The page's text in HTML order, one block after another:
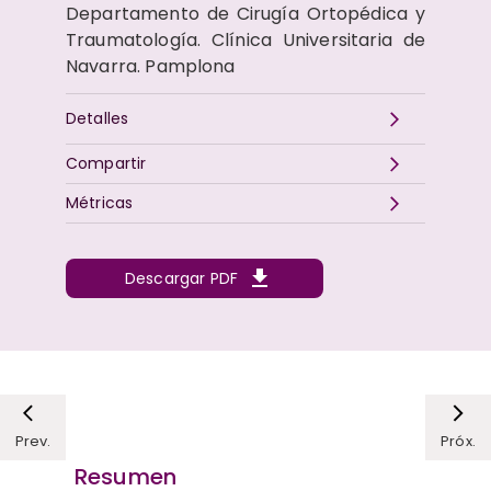
Departamento de Cirugía Ortopédica y
Traumatología. Clínica Universitaria de
Navarra. Pamplona
Detalles
Descargar PDF
Métricas
Compartir
Prev. Próx.
Resumen